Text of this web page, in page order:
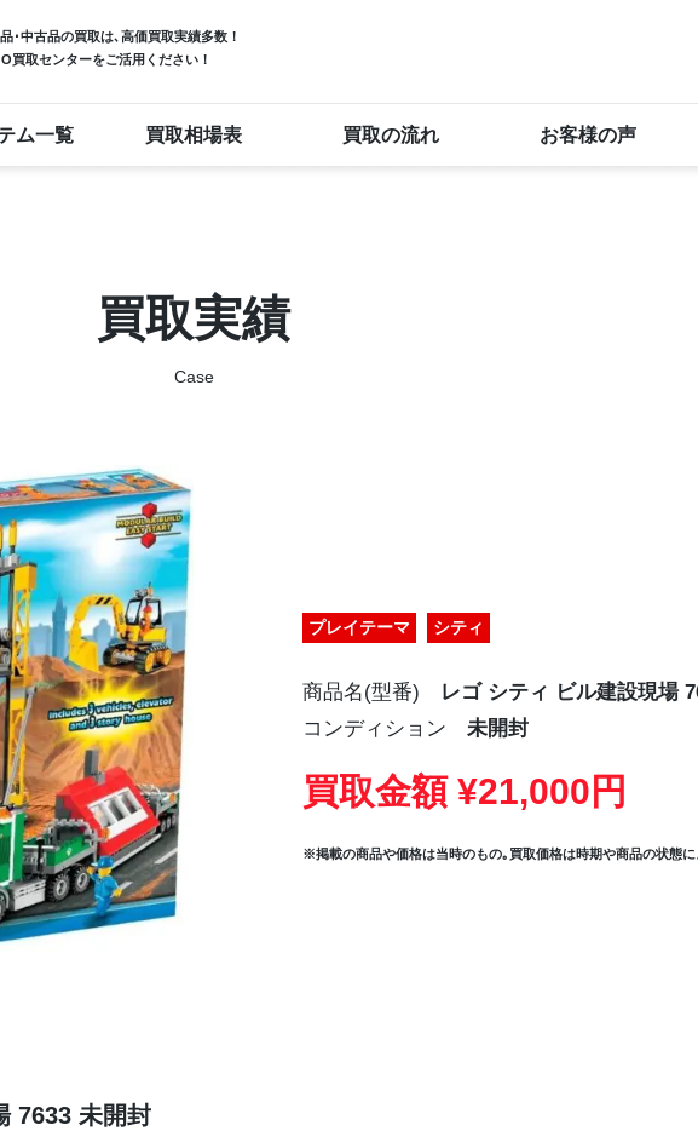
･中古品の買取は､高価買取実績多数！
買取センターをご活用ください！
ム一覧 買取相場表 買取の流れ お客様の声
買取実績
Case
プレイテーマ シティ
商品名(型番)
レゴ シティ ビル建設現場
コンディション
未開封
買取金額 ¥21,000円
※掲載の商品や価格は当時のもの｡買取価格は時期や商品の状態に
7633 未開封